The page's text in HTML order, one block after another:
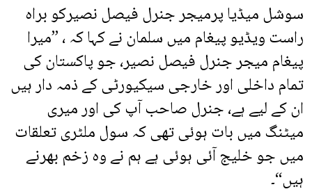
سوشل میڈیا پرمیجر جنرل فیصل نصیرکو براہ
راست ویڈیو پیغام میں سلمان نے کہا کہ ، ”میرا
پیغام میجر جنرل فیصل نصیر، جو پاکستان کی
تمام داخلی اور خارجی سیکیورٹی کے ذمہ دار ہیں
ان کے لیے ہے، جنرل صاحب آپ کی اور میری
میٹنگ میں بات ہوئی تھی کہ سول ملٹری تعلقات
میں جو خلیج آئی ہوئی ہے ہم نے وہ زخم بھرنے
ہیں“۔